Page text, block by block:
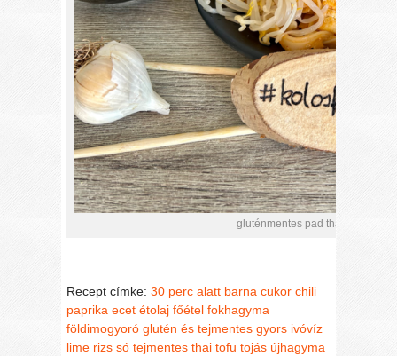
gluténmentes pad thai, ahogy
Recept címke:30 perc alatt barna cukor chili
paprika ecet étolaj főétel fokhagyma
földimogyoró glutén és tejmentes gyors ivóvíz
lime rizs só tejmentes thai tofu tojás újhagyma